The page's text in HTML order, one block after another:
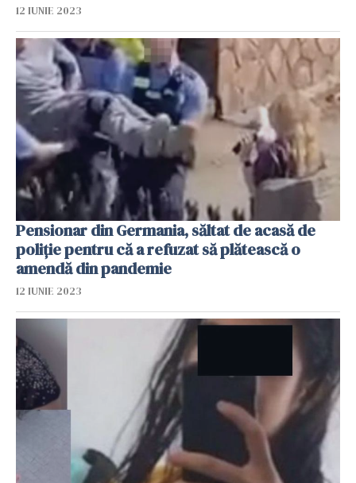
12 IUNIE 2023
Pensionar din Germania, săltat de acasă de
poliție pentru că a refuzat să plătească o
amendă din pandemie
12 IUNIE 2023